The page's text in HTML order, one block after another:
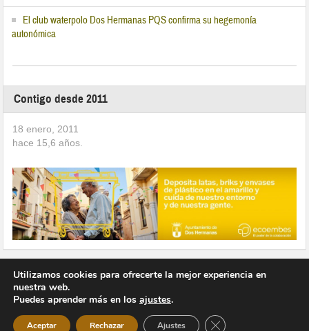
El club waterpolo Dos Hermanas PQS confirma su hegemonía
autonómica
Contigo desde 2011
18 enero, 2011
hace 15,6 años.
Copyright © 2026 Vivir en Montequinto Periódico Digital
Utilizamos cookies para ofrecerte la mejor experiencia en
nuestra web.
Puedes aprender más en los ajustes.
Aceptar Rechazar Ajustes Cerrar el banner de